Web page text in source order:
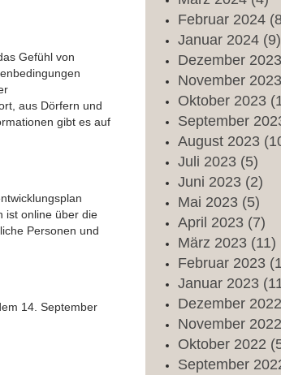
Gefühl von
aus Dörfern und
gibt es auf
ist online über die
Personen und
14. September
Februar 2024
Januar 2024 (9)
Dezember 2023
November 2023
Oktober 2023
September
August 2023
Juli 2023 (5)
Juni 2023 (2)
Mai 2023 (5)
April 2023 (7)
März 2023 (11)
Februar 2023
Januar 2023
Dezember 2022
November 2022
Oktober 2022
September